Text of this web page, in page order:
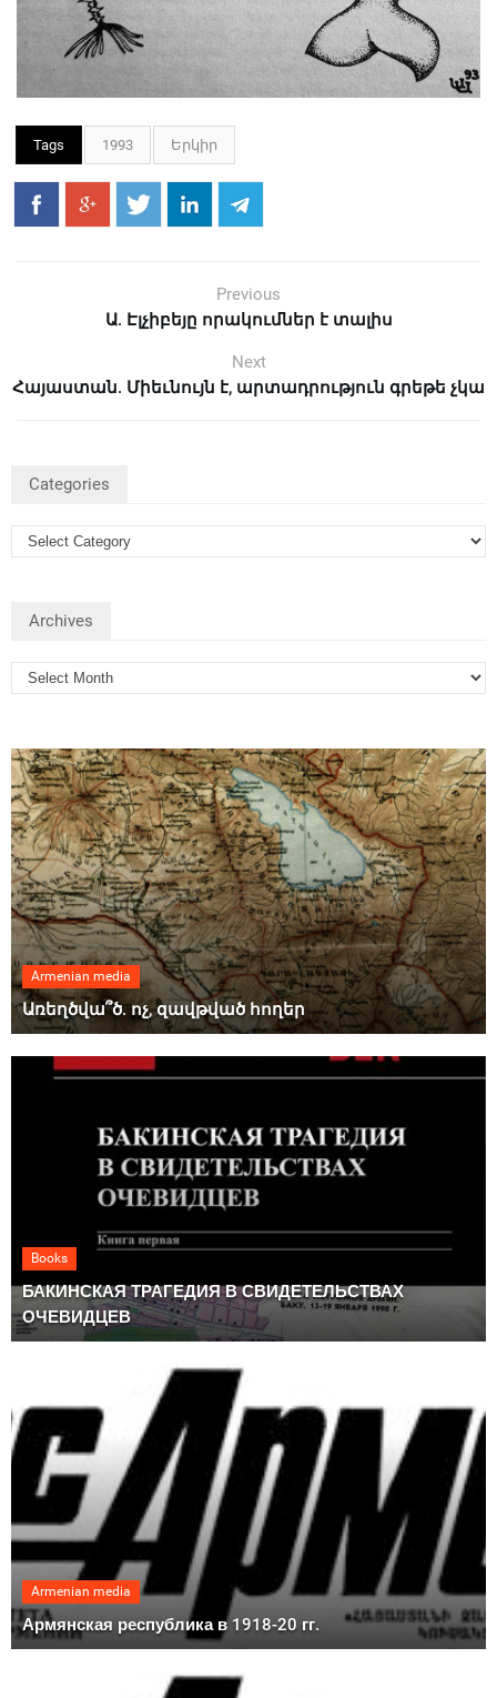
Tags 1993 Երկիր
Previous
Ա. Էլչիբեյը որակումներ է տալիս
Next
Հայաստան. Միեւնույն է, արտադրություն գրեթե չկա
Categories
Archives
Armenian media
Առեղծվա՞ծ. ոչ, զավթված հողեր
Books
БАКИНСКАЯ ТРАГЕДИЯ В СВИДЕТЕЛЬСТВАХ
ОЧЕВИДЦЕВ
Armenian media
Армянская республика в 1918-20 гг.